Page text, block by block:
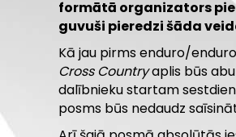
formātā organizators
guvuši pieredzi šāda
Kā jau pirms enduro/
Cross Countryaplis būs
dalībnieku startam
posms būs nedaudz